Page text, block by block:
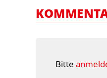
Bitte